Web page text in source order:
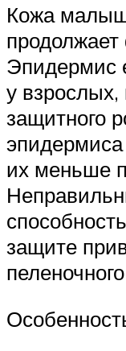
Кожа
Эпидермис
у взрослых,
защитного
их меньше
защите